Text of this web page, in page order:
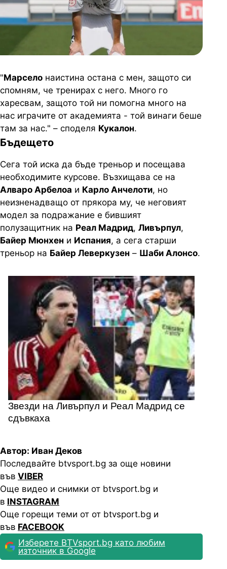
"Марсело наистина остана с мен, защото си
спомням, че тренирах с него. Много го
харесвам, защото той ни помогна много на
нас играчите от академията - той винаги беше
там за нас." – споделя Кукалон.
Бъдещето
Сега той иска да бъде треньор и посещава
необходимите курсове. Възхищава се на
Алваро Арбелоа и Карло Анчелоти, но
неизненадващо от прякора му, че неговият
модел за подражание е бившият
полузащитник на Реал Мадрид, Ливърпул,
Байер Мюнхен и Испания, а сега старши
треньор на Байер Леверкузен – Шаби Алонсо.
Звезди на Ливърпул и Реал Мадрид се
сдъвкаха
Автор: Иван Деков
Последвайте btvsport.bg за още новини
във VIBER
Още видео и снимки от btvsport.bg и
в INSTAGRAM
Още горещи теми от от btvsport.bg и
във FACEBOOK
Изберете BTVsport.bg като любим
източник в Google